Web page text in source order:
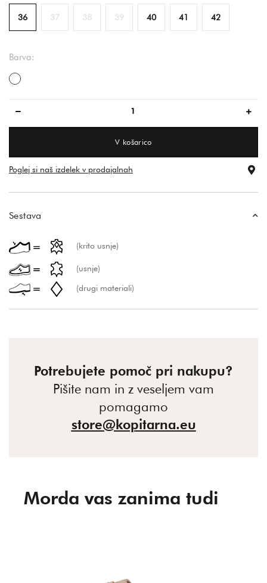
36 37 38 39 40 41 42
Barva:
bela
V košarico
Poglej si naš izdelek v prodajalnah
Sestava
(krito usnje)
(usnje)
(drugi materiali)
Potrebujete pomoč pri nakupu?
Pišite nam in z veseljem vam
pomagamo
store@kopitarna.eu
Morda vas zanima tudi